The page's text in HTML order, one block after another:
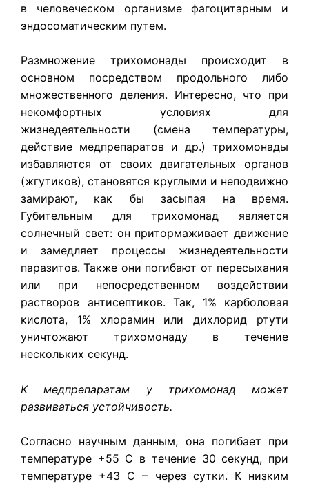
в человеческом организме фагоцитарным и
эндосоматическим путем.
Размножение трихомонады происходит в
основном посредством продольного либо
множественного деления. Интересно, что при
некомфортных условиях для
жизнедеятельности (смена температуры,
действие медпрепаратов и др.) трихомонады
избавляются от своих двигательных органов
(жгутиков), становятся круглыми и неподвижно
замирают, как бы засыпая на время.
Губительным для трихомонад является
солнечный свет: он притормаживает движение
и замедляет процессы жизнедеятельности
паразитов. Также они погибают от пересыхания
или при непосредственном воздействии
растворов антисептиков. Так, 1% карболовая
кислота, 1% хлорамин или дихлорид ртути
уничтожают трихомонаду в течение
нескольких секунд.
К медпрепаратам у трихомонад может
развиваться устойчивость.
Согласно научным данным, она погибает при
температуре +55 C в течение 30 секунд, при
температуре +43 C – через сутки. К низким